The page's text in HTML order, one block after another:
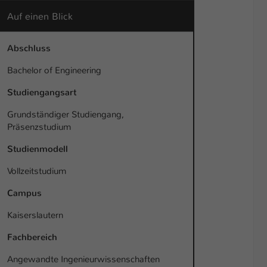
Auf einen Blick
Abschluss
Bachelor of Engineering
Studiengangsart
Grundständiger Studiengang,
Präsenzstudium
Studienmodell
Vollzeitstudium
Campus
Kaiserslautern
Fachbereich
Angewandte Ingenieurwissenschaften